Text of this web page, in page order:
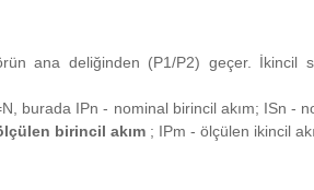
ana deliğinden (P1/P2) geçer. İkincil
burada IPn - nominal birincil akım; ISn -
birincil akım ; IPm - ölçülen ikincil